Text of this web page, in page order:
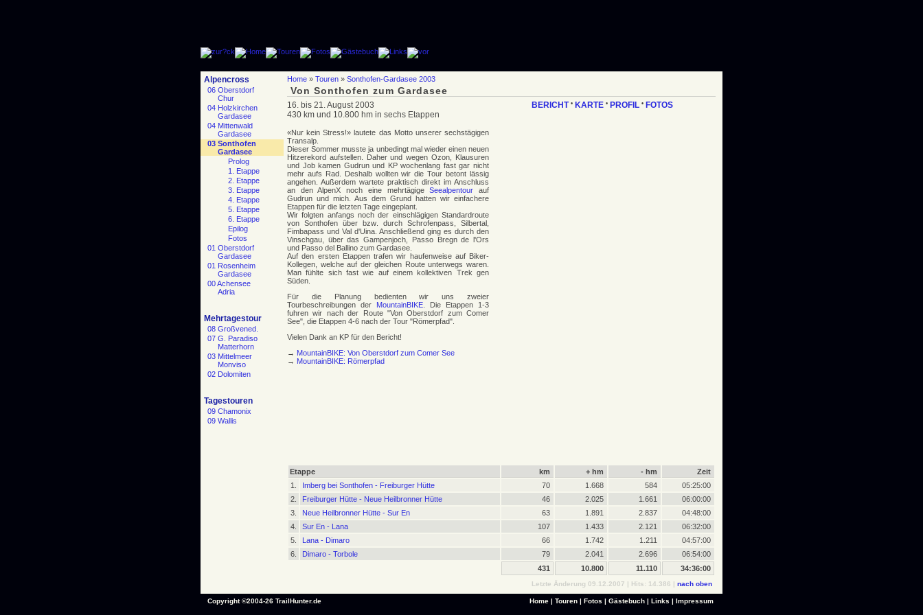
Alpencross
06 Oberstdorf
Chur
04 Holzkirchen
Gardasee
04 Mittenwald
Gardasee
03 Sonthofen
Gardasee
Prolog
1. Etappe
2. Etappe
3. Etappe
4. Etappe
5. Etappe
6. Etappe
Epilog
Fotos
01 Oberstdorf
Gardasee
01 Rosenheim
Gardasee
00 Achensee
Adria
Mehrtagestour
08 Großvened.
07 G. Paradiso
Matterhorn
03 Mittelmeer
Monviso
02 Dolomiten
Tagestouren
09 Chamonix
09 Wallis
Home » Touren » Sonthofen-Gardasee 2003
Von Sonthofen zum Gardasee
16. bis 21. August 2003
430 km und 10.800 hm in sechs Etappen
BERICHT • KARTE • PROFIL • FOTOS
«Nur kein Stress!» lautete das Motto unserer sechstägigen
Transalp.
Dieser Sommer musste ja unbedingt mal wieder einen neuen
Hitzerekord aufstellen. Daher und wegen Ozon, Klausuren
und Job kamen Gudrun und KP wochenlang fast gar nicht
mehr aufs Rad. Deshalb wollten wir die Tour betont lässig
angehen. Außerdem wartete praktisch direkt im Anschluss
an den AlpenX noch eine mehrtägigeSeealpentour auf
Gudrun und mich. Aus dem Grund hatten wir einfachere
Etappen für die letzten Tage eingeplant.
Wir folgten anfangs noch der einschlägigen Standardroute
von Sonthofen über bzw. durch Schrofenpass, Silbertal,
Fimbapass und Val d'Uina. Anschließend ging es durch den
Vinschgau, über das Gampenjoch, Passo Bregn de l'Ors
und Passo del Ballino zum Gardasee.
Auf den ersten Etappen trafen wir haufenweise auf Biker-
Kollegen, welche auf der gleichen Route unterwegs waren.
Man fühlte sich fast wie auf einem kollektiven Trek gen
Süden.
Für die Planung bedienten wir uns zweier
Tourbeschreibungen der MountainBIKE . Die Etappen 1-3
fuhren wir nach der Route "Von Oberstdorf zum Comer
See", die Etappen 4-6 nach der Tour "Römerpfad".
Vielen Dank an KP für den Bericht!
→ MountainBIKE: Von Oberstdorf zum Comer See
→ MountainBIKE: Römerpfad
Etappe km + hm - hm
Zeit
1.
Imberg bei Sonthofen - Freiburger Hütte 70 1.668 584
05:25:00
2.
Freiburger Hütte - Neue Heilbronner Hütte 46 2.025 1.661
06:00:00
3.
Neue Heilbronner Hütte - Sur En 63 1.891 2.837
04:48:00
4.
Sur En - Lana 107 1.433 2.121
06:32:00
5.
Lana - Dimaro 66 1.742 1.211
04:57:00
6.
Dimaro - Torbole 79 2.041 2.696
06:54:00
431
10.800 11.110 34:36:00
Letzte Änderung 09.12.2007 | Hits: 14.386 | nach oben
Copyright ©2004-26 TrailHunter.de Home | Touren | Fotos | Gästebuch | Links | Impressum